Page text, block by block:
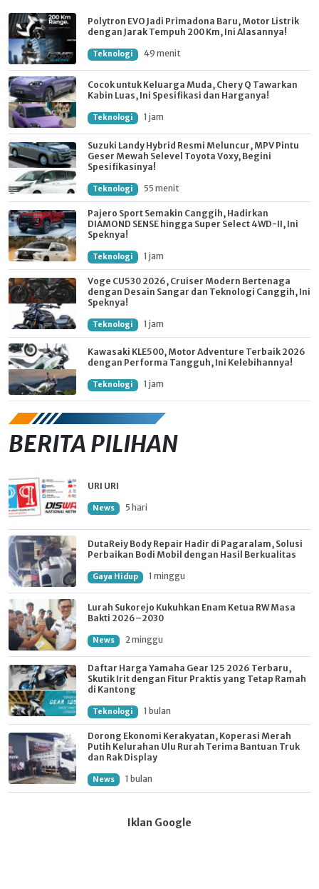
Polytron EVO Jadi Primadona Baru, Motor Listrik
dengan Jarak Tempuh 200 Km, Ini Alasannya!
Teknologi 49 menit
Cocok untuk Keluarga Muda, Chery Q Tawarkan
Kabin Luas, Ini Spesifikasi dan Harganya!
Teknologi 1 jam
Suzuki Landy Hybrid Resmi Meluncur, MPV Pintu
Geser Mewah Selevel Toyota Voxy, Begini
Spesifikasinya!
Teknologi 55 menit
Pajero Sport Semakin Canggih, Hadirkan
DIAMOND SENSE hingga Super Select 4WD-II, Ini
Speknya!
Teknologi 1 jam
Voge CU530 2026, Cruiser Modern Bertenaga
dengan Desain Sangar dan Teknologi Canggih, Ini
Speknya!
Teknologi 1 jam
Kawasaki KLE500, Motor Adventure Terbaik 2026
dengan Performa Tangguh, Ini Kelebihannya!
Teknologi 1 jam
BERITA PILIHAN
URI URI
News 5 hari
DutaReiy Body Repair Hadir di Pagaralam, Solusi
Perbaikan Bodi Mobil dengan Hasil Berkualitas
Gaya Hidup 1 minggu
Lurah Sukorejo Kukuhkan Enam Ketua RW Masa
Bakti 2026–2030
News 2 minggu
Daftar Harga Yamaha Gear 125 2026 Terbaru,
Skutik Irit dengan Fitur Praktis yang Tetap Ramah
di Kantong
Teknologi 1 bulan
Dorong Ekonomi Kerakyatan, Koperasi Merah
Putih Kelurahan Ulu Rurah Terima Bantuan Truk
dan Rak Display
News 1 bulan
Iklan Google